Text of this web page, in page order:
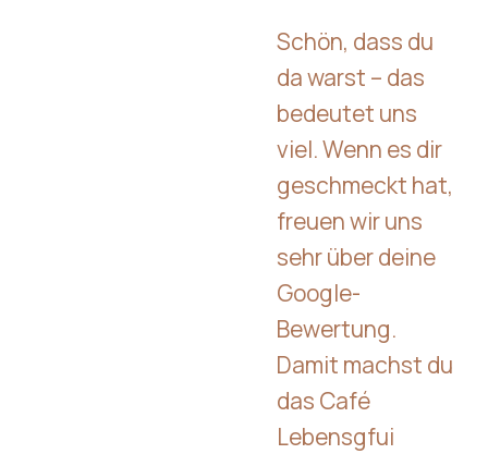
Schön, dass du
da warst – das
bedeutet uns
viel. Wenn es dir
geschmeckt hat,
freuen wir uns
sehr über deine
Google-
Bewertung.
Damit machst du
das Café
Lebensgfui